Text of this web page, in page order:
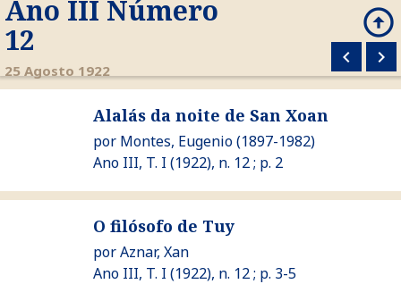
search arrow_circle_up
Ano III Número
12
25 Agosto 1922
keyboard_arrow_left keyboard_arrow_right
Ver Alalás da noite de San Xoan
Alalás da noite de San Xoan
por Montes, Eugenio(1897-1982)
Ano III, T. I (1922), n. 12 ; p. 2
Ver O filósofo de TuyO filósofo de Tuy
porAznar, Xan
Ano III, T. I (1922), n. 12 ; p. 3-5